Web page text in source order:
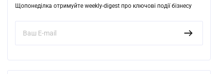
Щопонеділка отримуйте weekly-digest про ключові події бізнесу